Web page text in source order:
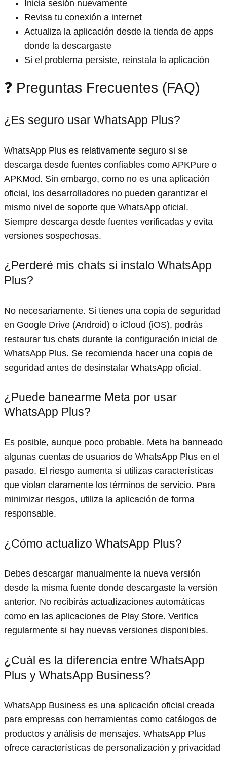
Inicia sesión nuevamente
Revisa tu conexión a internet
Actualiza la aplicación desde la tienda de apps
donde la descargaste
Si el problema persiste, reinstala la aplicación
❓ Preguntas Frecuentes (FAQ)
¿Es seguro usar WhatsApp Plus?
WhatsApp Plus es relativamente seguro si se
descarga desde fuentes confiables como APKPure o
APKMod. Sin embargo, como no es una aplicación
oficial, los desarrolladores no pueden garantizar el
mismo nivel de soporte que WhatsApp oficial.
Siempre descarga desde fuentes verificadas y evita
versiones sospechosas.
¿Perderé mis chats si instalo WhatsApp
Plus?
No necesariamente. Si tienes una copia de seguridad
en Google Drive (Android) o iCloud (iOS), podrás
restaurar tus chats durante la configuración inicial de
WhatsApp Plus. Se recomienda hacer una copia de
seguridad antes de desinstalar WhatsApp oficial.
¿Puede banearme Meta por usar
WhatsApp Plus?
Es posible, aunque poco probable. Meta ha banneado
algunas cuentas de usuarios de WhatsApp Plus en el
pasado. El riesgo aumenta si utilizas características
que violan claramente los términos de servicio. Para
minimizar riesgos, utiliza la aplicación de forma
responsable.
¿Cómo actualizo WhatsApp Plus?
Debes descargar manualmente la nueva versión
desde la misma fuente donde descargaste la versión
anterior. No recibirás actualizaciones automáticas
como en las aplicaciones de Play Store. Verifica
regularmente si hay nuevas versiones disponibles.
¿Cuál es la diferencia entre WhatsApp
Plus y WhatsApp Business?
WhatsApp Business es una aplicación oficial creada
para empresas con herramientas como catálogos de
productos y análisis de mensajes. WhatsApp Plus
ofrece características de personalización y privacidad